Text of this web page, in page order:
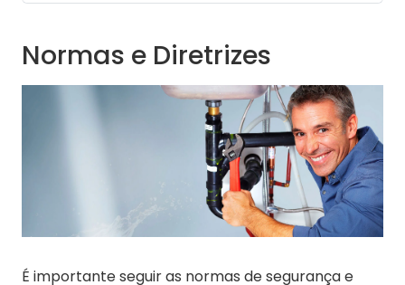
Normas e Diretrizes
É importante seguir as normas de segurança e